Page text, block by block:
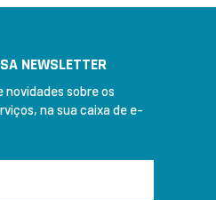
NEWSLETTER
sobre os
na sua caixa de e-